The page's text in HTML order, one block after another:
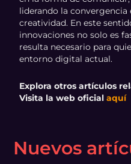
liderando la
creatividad. En este
innovaciones no solo es
resulta necesario para
entorno digital actual.
Explora otros artículos
Visita la web oficialaquí
Nuevos